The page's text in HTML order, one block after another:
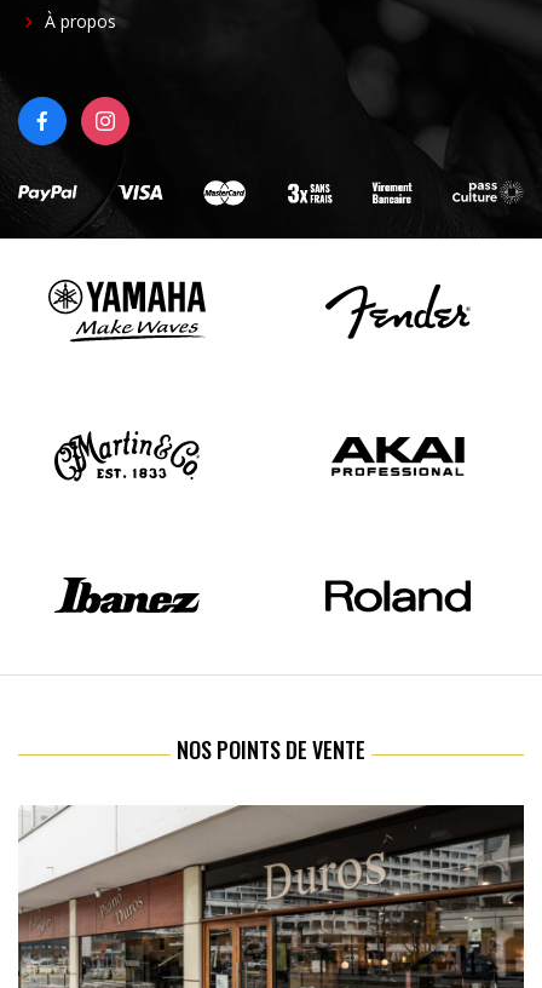
FOOTER
À propos
FACEBOOKINSTAGRAM
NOS POINTS DE VENTE